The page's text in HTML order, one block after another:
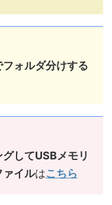
ォルダ分けする
してUSBメモリ
ァイルはこちら